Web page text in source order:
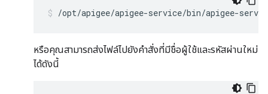
/opt/apigee/apigee-service/bin/apigee-
หรือคุณสามารถส่งไฟล์ไปยังคำสั่งที่มีชื่อผู้ใช้และรหัสผ่านใหม่
ได้ดังนี้